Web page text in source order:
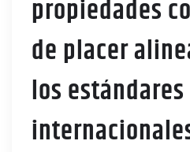
propiedades
de placer
los estándares